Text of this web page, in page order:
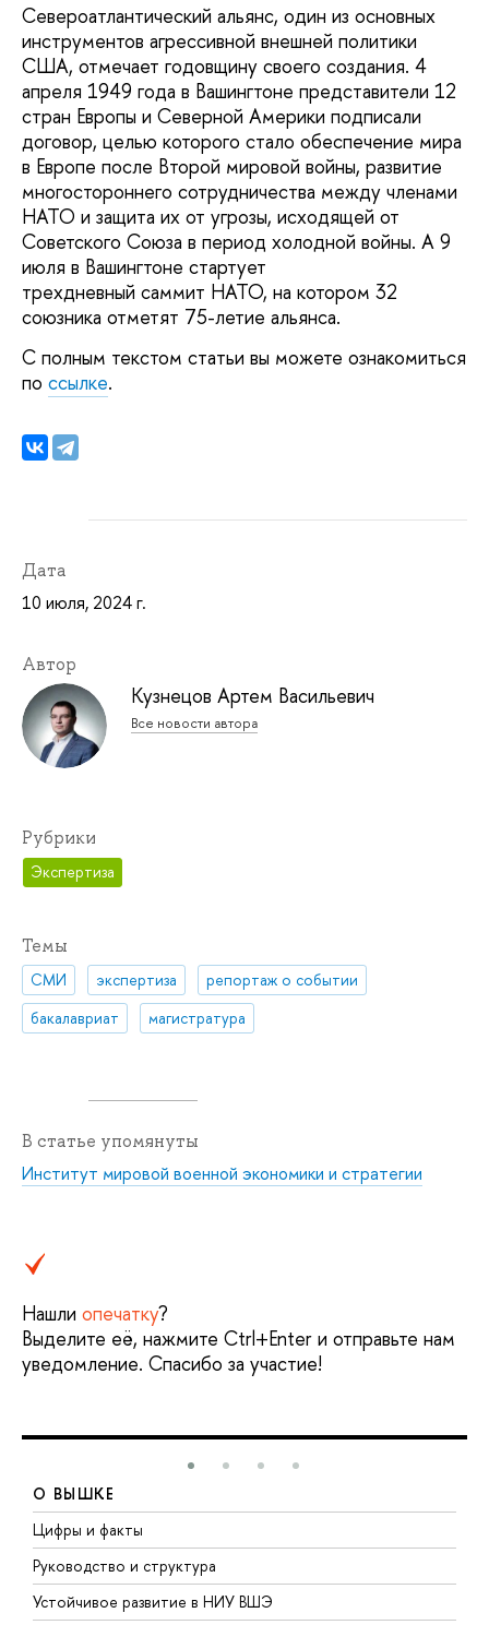
Североатлантический альянс, один из основных
инструментов агрессивной внешней политики
США, отмечает годовщину своего создания. 4
апреля 1949 года в Вашингтоне представители 12
стран Европы и Северной Америки подписали
договор, целью которого стало обеспечение мира
в Европе после Второй мировой войны, развитие
многостороннего сотрудничества между членами
НАТО и защита их от угрозы, исходящей от
Советского Союза в период холодной войны. А 9
июля в Вашингтоне стартует
трехдневный саммит НАТО, на котором 32
союзника отметят 75-летие альянса.
С полным текстом статьи вы можете ознакомиться
по ссылке.
Дата
10 июля, 2024 г.
Автор
Кузнецов Артем Васильевич
Все новости автора
Рубрики
Экспертиза
Темы
СМИ экспертиза
репортаж о событии
бакалавриат
магистратура
В статье упомянуты
Институт мировой военной экономики и стратегии
Нашли опечатку?
Выделите её, нажмите Ctrl+Enter и отправьте нам
уведомление. Спасибо за участие!
О ВЫШКЕ
Цифры и факты
Руководство и структура
Устойчивое развитие в НИУ ВШЭ